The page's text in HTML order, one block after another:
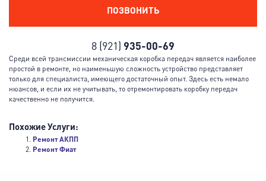
ПОЗВОНИТЬ
8 (921) 935-00-69
Среди всей трансмиссии механическая коробка передач является наиболее
простой в ремонте, но наименьшую сложность устройство представляет
только для специалиста, имеющего достаточный опыт. Здесь есть немало
нюансов, и если их не учитывать, то отремонтировать коробку передач
качественно не получится.
Похожие Услуги:
Ремонт АКПП
Ремонт Фиат